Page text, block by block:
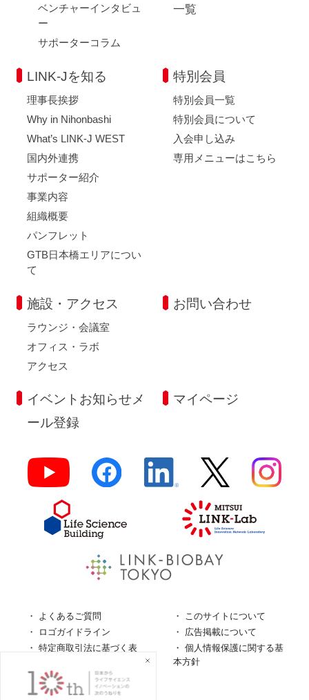
ベンチャーインタビュ
ー
サポーターコラム
一覧
LINK-Jを知る
理事長挨拶
Why in Nihonbashi
What’s LINK-J WEST
国内外連携
サポーター紹介
事業内容
組織概要
パンフレット
GTB日本橋エリアについ
て
特別会員
特別会員一覧
特別会員について
入会申し込み
専用メニューはこちら
施設・アクセス
ラウンジ・会議室
オフィス・ラボ
アクセス
お問い合わせ
イベントお知らせメ
ール登録
マイページ
よくあるご質問
このサイトについて
ロゴガイドライン
広告掲載について
特定商取引法に基づく表
個人情報保護に関する基
本方針
個人情報の取扱について